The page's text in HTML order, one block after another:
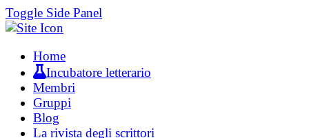
Toggle Side Panel
Home
Incubatore letterario
Membri
Gruppi
Blog
La rivista degli scrittori